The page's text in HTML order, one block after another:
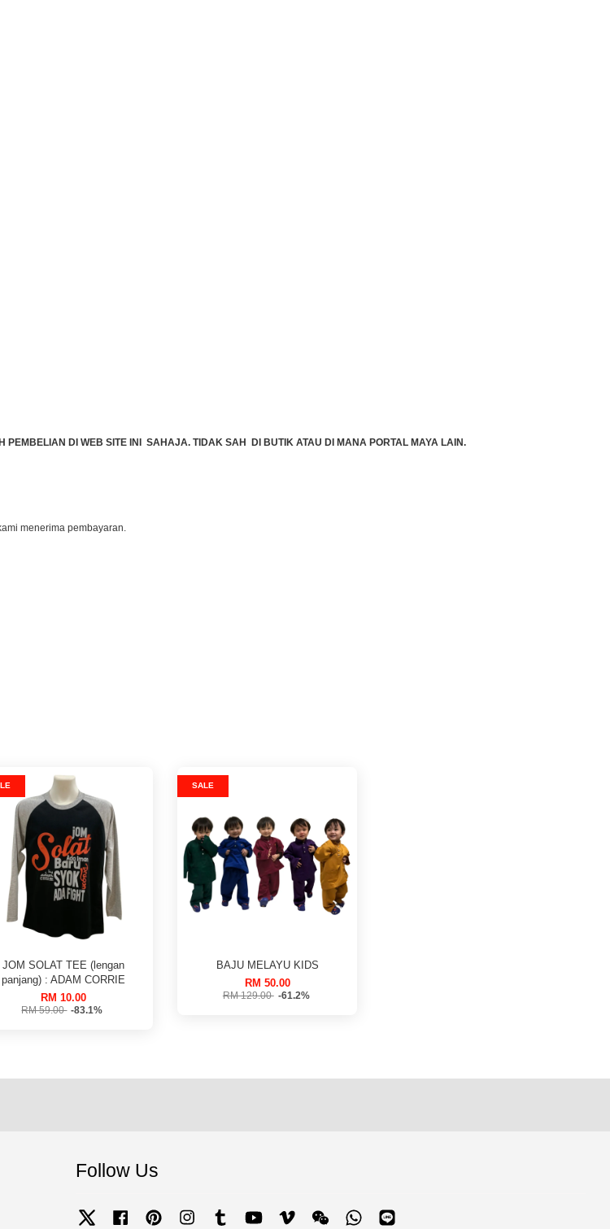
DI WEB SITE INI SAHAJA. TIDAK SAH DI BUTIK ATAU DI MANA PORTAL MAYA LAIN.
menerima pembayaran.
JOM SOLAT TEE (lengan
panjang) : ADAM CORRIE
RM 10.00
RM 59.00 -83.1%
SALE
BAJU MELAYU KIDS
RM 50.00
RM 129.00 -61.2%
Follow Us
Twitter Facebook Pinterest Instagram Tumblr YouTube Vimeo Wechat Whatsapp